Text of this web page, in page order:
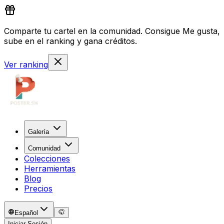
Comparte tu cartel en la comunidad. Consigue Me gusta,
sube en el ranking y gana créditos.
Ver ranking
Galería
Comunidad
Colecciones
Herramientas
Blog
Precios
Español